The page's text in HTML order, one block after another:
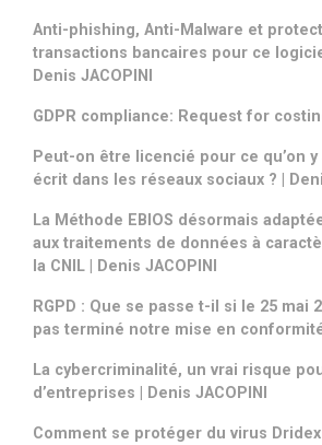
Anti-phishing, Anti-Malware et
transactions bancaires pour ce
Denis JACOPINI
GDPR compliance: Request for
Peut-on être licencié pour ce qu’on y
écrit dans les réseaux sociaux ? |
La Méthode EBIOS désormais
aux traitements de données à
la CNIL | Denis JACOPINI
RGPD : Que se passe t-il si le 25 mai
pas terminé notre mise en
La cybercriminalité, un vrai risque
d’entreprises | Denis JACOPINI
Comment se protéger du virus